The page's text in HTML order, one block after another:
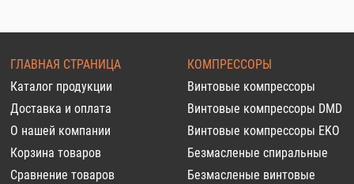
ГЛАВНАЯ СТРАНИЦА
Каталог продукции
Доставка и оплата
О нашей компании
Корзина товаров
Сравнение товаров
КОМПРЕССОРЫ
Винтовые компрессоры
Винтовые компрессоры DMD
Винтовые компрессоры EKO
Безмасленые спиральные
Безмасленые винтовые